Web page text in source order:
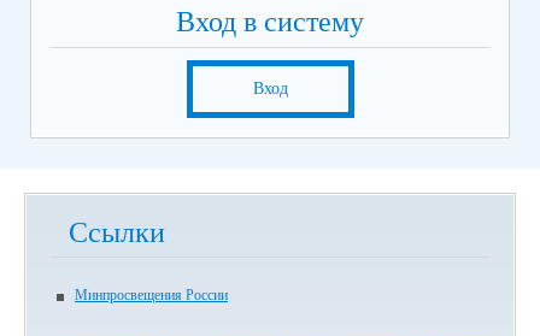
Вход в систему
Вход
Ссылки
Минпросвещения России